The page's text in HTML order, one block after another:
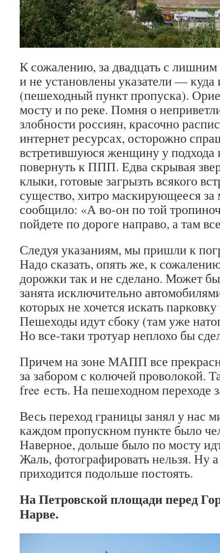
К сожалению, за двадцать с лишним
и не установлены указатели —
(пешеходный пункт пропуска).
мосту и по реке. Помня о
злобности россиян, красочно
интернет ресурсах, осторожно
встретившуюся женщину у подхода
повернуть к ППП. Едва скрывая
клыки, готовые загрызть всякого
существо, хитро маскирующееся
сообщило: «А во-он по той
пойдете по дороге направо, а там
Следуя указаниям, мы пришли к
Надо сказать, опять же, к
дорожки так и не сделано. Может
занята исключительно
которых не хочется искать парковку
Пешеходы идут сбоку (там уже
Но все-таки тротуар неплохо бы
Причем на зоне МАПП все
за забором с колючей проволокой.
free есть. На пешеходном переходе
Весь переход границы занял у нас
каждом пропускном пункте было
Наверное, дольше было по мосту
Жаль, фотографировать нельзя. Ну
приходится подольше постоять.
На Петровской площади перед
Нарве.